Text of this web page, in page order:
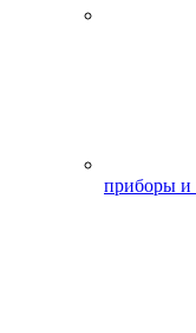
приборы и